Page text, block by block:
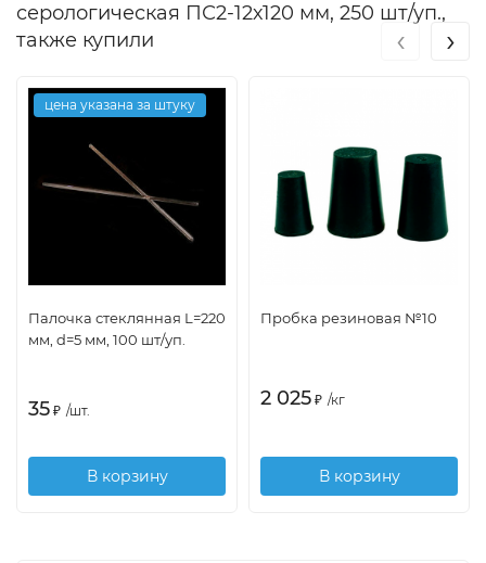
серологическая ПС2-12х120 мм, 250 шт/уп.,
также купили
цена указана за штуку
Палочка стеклянная L=220
мм, d=5 мм, 100 шт/уп.
35 ₽ /шт.
В корзину
Пробка резиновая №10
2 025 ₽ /кг
В корзину
‹ ›